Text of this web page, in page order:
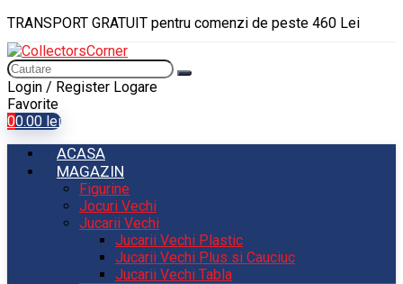
TRANSPORT GRATUIT pentru comenzi de peste 460 Lei
Login / Register Logare
Favorite
00.00 lei
ACASA
MAGAZIN
Figurine
Jocuri Vechi
Jucarii Vechi
Jucarii Vechi Plastic
Jucarii Vechi Plus si Cauciuc
Jucarii Vechi Tabla